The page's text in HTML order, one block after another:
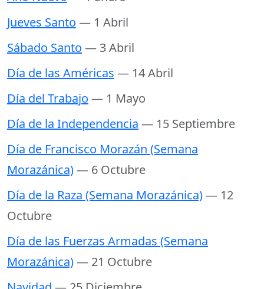
Jueves Santo — 1 Abril
Sábado Santo — 3 Abril
Día de las Américas — 14 Abril
Día del Trabajo — 1 Mayo
Día de la Independencia — 15 Septiembre
Día de Francisco Morazán (Semana
Morazánica)— 6 Octubre
Día de la Raza (Semana Morazánica)— 12
Octubre
Día de las Fuerzas Armadas (Semana
Morazánica)— 21 Octubre